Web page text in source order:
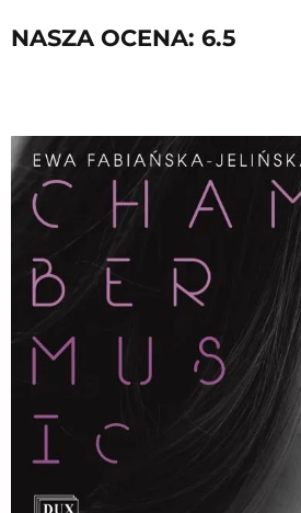
NASZA OCENA: 6.5